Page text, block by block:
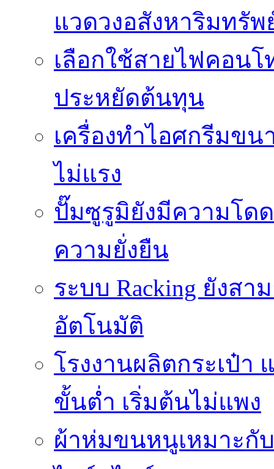
แวดวงอสังหาริมทรัพ
เลือกใช้สายไฟคอน
ประหยัดต้นทุน
เครื่องทำไอศกรีมข
ไม่แรง
ปั๊มซูรูมิยังมีความโด
ความยั่งยืน
ระบบ Racking ยังส
อัตโนมัติ
โรงงานผลิตกระเป๋า
ขั้นต่ำ เริ่มต้นไม่แพง
ผ้าห่มขนหนูเหมาะกั